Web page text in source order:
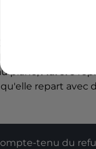
est la
piano,
repart avec
tenu du